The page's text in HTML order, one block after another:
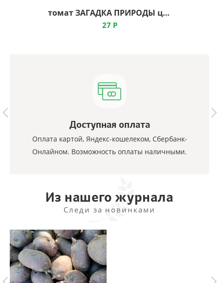
томат ЗАГАДКА ПРИРОДЫ ц, Сибирский Сад
27 Р
Доступная оплата
Оплата картой, Яндекс-кошелеком, Сбербанк-
Онлайном. Возможность оплаты наличными.
Из нашего журнала
Следи за новинками